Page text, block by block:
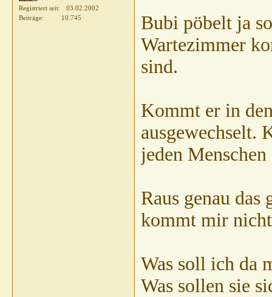
Gast
AW: Kann JEDER Hund
Leabua AW: Kann JEDER
Gast AW: Kann
Sibilla
Thomas R
Heins
Gast
Gast
AW: Kann
AW: Kann
GastAW: Kann
Registriert seit
03.02.2002
Beiträge
10.745
Bubi pöbelt ja
Wartezimmer
sind.
Kommt er in
ausgewechselt.
jeden
Raus genau
kommt mir
Was soll ich da
Was sollen sie